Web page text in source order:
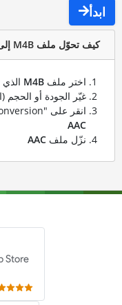
ابدأ
كيف تحوّل ملف M4B إلى ملف AAC؟
اختر ملف M4Bالذي
غيّر الجودة أو الحجم
انقر على "Start conversion" لتحويل ملفك من
AAC
نزّل ملف AAC